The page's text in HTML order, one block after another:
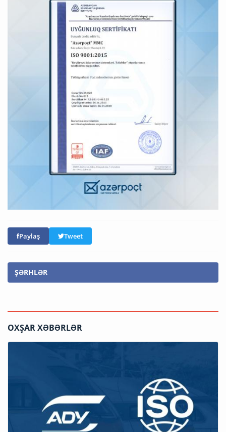
Paylaş Tweet
ŞƏRHLƏR
OXŞAR XƏBƏRLƏR